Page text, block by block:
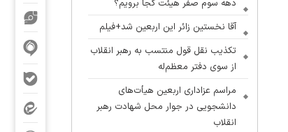
دهه سوم صفر هیئت کجا برویم؟
آقا نخستین زائر این اربعین شد+فیلم
تکذیب نقل قول منتسب به رهبر انقلاب
از سوی دفتر معظم‌له
مراسم عزاداری اربعین هیأت‌های
دانشجویی در جوار محل شهادت رهبر
انقلاب